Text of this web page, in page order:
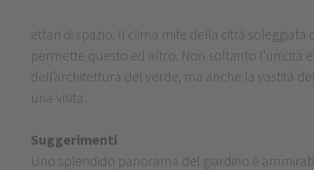
ettari di spazio. Il clima mite della città soleggiata
permette questo ed altro. Non soltanto l’unicità
dell’architettura del verde, ma anche la vastità
una visita.
Suggerimenti
Uno splendido panorama del giardino è